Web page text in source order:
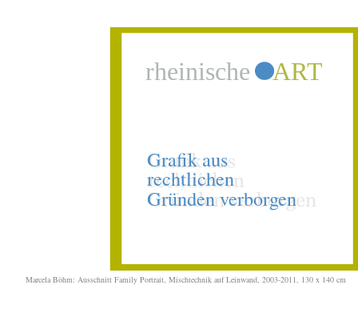
Marcela Böhm: Ausschnitt Family Portrait, Mischtechnik auf Leinwand, 2003-2011, 130 x 140 cm